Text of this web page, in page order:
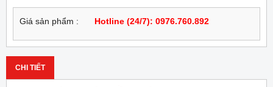
Giá sản phẩm : Hotline (24/7): 0976.760.892
CHI TIẾT